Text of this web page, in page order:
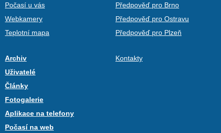
Počasí u vás
Webkamery
Teplotní mapa
Předpověď pro Brno
Předpověď pro Ostravu
Předpověď pro Plzeň
Archiv
Uživatelé
Články
Fotogalerie
Aplikace na telefony
Počasí na web
Kontakty